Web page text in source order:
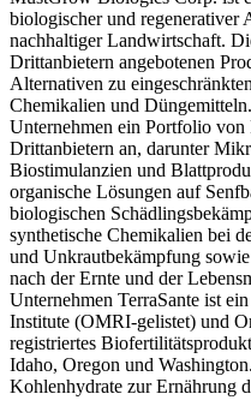
biologischer und regenerativer
nachhaltiger Landwirtschaft.
Drittanbietern angebotenen
Alternativen zu
Chemikalien und
Unternehmen ein Portfolio von
Drittanbietern an, darunter
Biostimulanzien und
organische Lösungen auf
biologischen
synthetische Chemikalien bei
und Unkrautbekämpfung
nach der Ernte und der
Unternehmen TerraSante ist
Institute (OMRI-gelistet) und
registriertes
Idaho, Oregon und
Kohlenhydrate zur Ernährung